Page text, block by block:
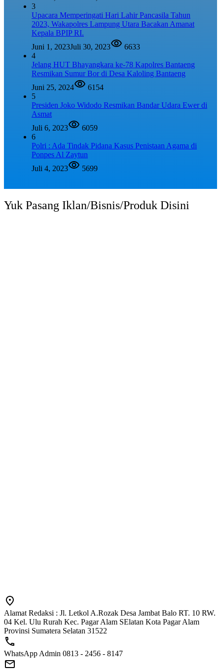
3
Upacara Memperingati Hari Lahir Pancasila Tahun
2023, Wakapolres Lampung Utara Bacakan Amanat
Kepala BPIP RI.
Juni 1, 2023Juli 30, 2023
6633
4
Jelang HUT Bhayangkara ke-78 Kapolres Bantaeng
Resmikan Sumur Bor di Desa Kaloling Bantaeng
Juni 25, 2024
6154
5
Presiden Joko Widodo Resmikan Bandar Udara Ewer di
Asmat
Juli 6, 2023
6059
6
Polri : Ada Tindak Pidana Kasus Penistaan Agama di
Ponpes Al Zaytun
Juli 4, 2023
5699
Yuk Pasang Iklan/Bisnis/Produk Disini
Alamat Redaksi : Jl. Letkol A.Rozak Desa Jambat Balo RT. 10 RW.
04 Kel. Ulu Rurah Kec. Pagar Alam SElatan Kota Pagar Alam
Provinsi Sumatera Selatan 31522
WhatsApp Admin 0813 - 2456 - 8147